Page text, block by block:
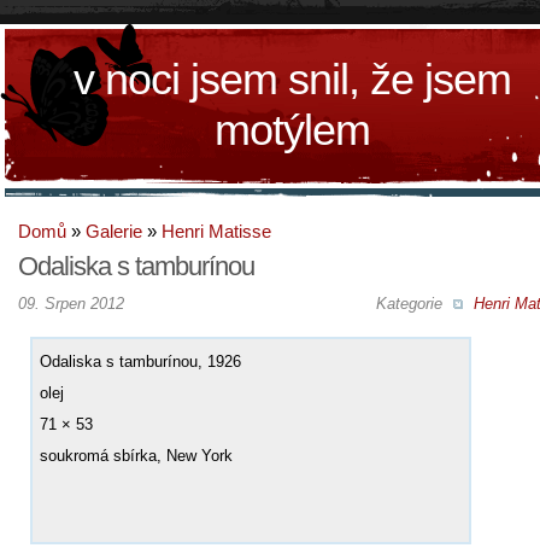
v noci jsem snil, že jsem
motýlem
Domů » Galerie » Henri Matisse
Odaliska s tamburínou
Kategorie Henri
09. Srpen 2012
Odaliska s tamburínou, 1926
olej
71 × 53
soukromá sbírka, New York